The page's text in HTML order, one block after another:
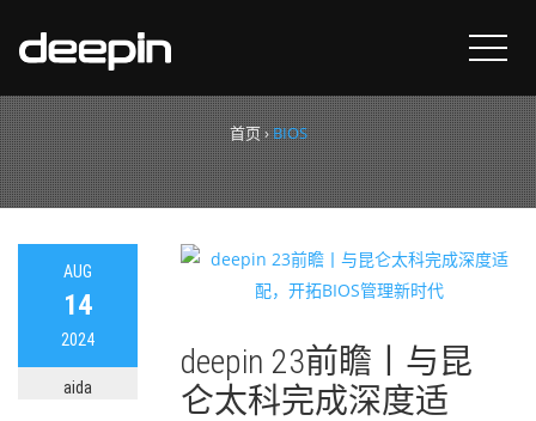
标签：
首页›BIOS
AUG
14
2024
aida
deepin 23前瞻丨与昆
仑太科完成深度适